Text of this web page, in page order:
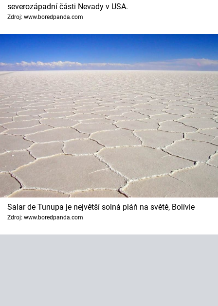
severozápadní části Nevady v USA.
Zdroj: www.boredpanda.com
Salar de Tunupa je největší solná pláň na světě, Bolívie
Zdroj: www.boredpanda.com